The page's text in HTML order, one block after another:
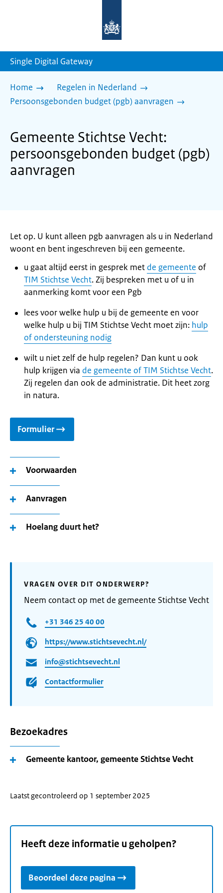
homepage
Single Digital Gateway
Home
Regelen in Nederland
Persoonsgebonden budget (pgb) aanvragen
Gemeente Stichtse Vecht:
persoonsgebonden budget (pgb)
aanvragen
Let op. U kunt alleen pgb aanvragen als u in Nederland
woont en bent ingeschreven bij een gemeente.
u gaat altijd eerst in gesprek met de gemeente of
TIM Stichtse Vecht. Zij bespreken met u of u in
aanmerking komt voor een Pgb
lees voor welke hulp u bij de gemeente en voor
welke hulp u bij TIM Stichtse Vecht moet zijn: hulp
of ondersteuning nodig
wilt u niet zelf de hulp regelen? Dan kunt u ook
hulp krijgen via de gemeente of TIM Stichtse Vecht.
Zij regelen dan ook de administratie. Dit heet zorg
in natura.
Formulier
Voorwaarden
Aanvragen
Hoelang duurt het?
VRAGEN OVER DIT ONDERWERP?
Neem contact op met de gemeente Stichtse Vecht
+31 346 25 40 00
https://www.stichtsevecht.nl/
info@stichtsevecht.nl
Contactformulier
Bezoekadres
Gemeente kantoor, gemeente Stichtse Vecht
Laatst gecontroleerd op 1 september 2025
Heeft deze informatie u geholpen?
Beoordeel deze pagina